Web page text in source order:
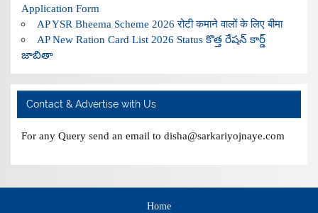
Application Form
AP YSR Bheema Scheme 2026 रोटी कमाने वालों के लिए बीमा
AP New Ration Card List 2026 Status కొత్త రేషన్ కార్డ్
జాబితా
Contact & Advertise with Us
For any Query send an email to disha@sarkariyojnaye.com
Home